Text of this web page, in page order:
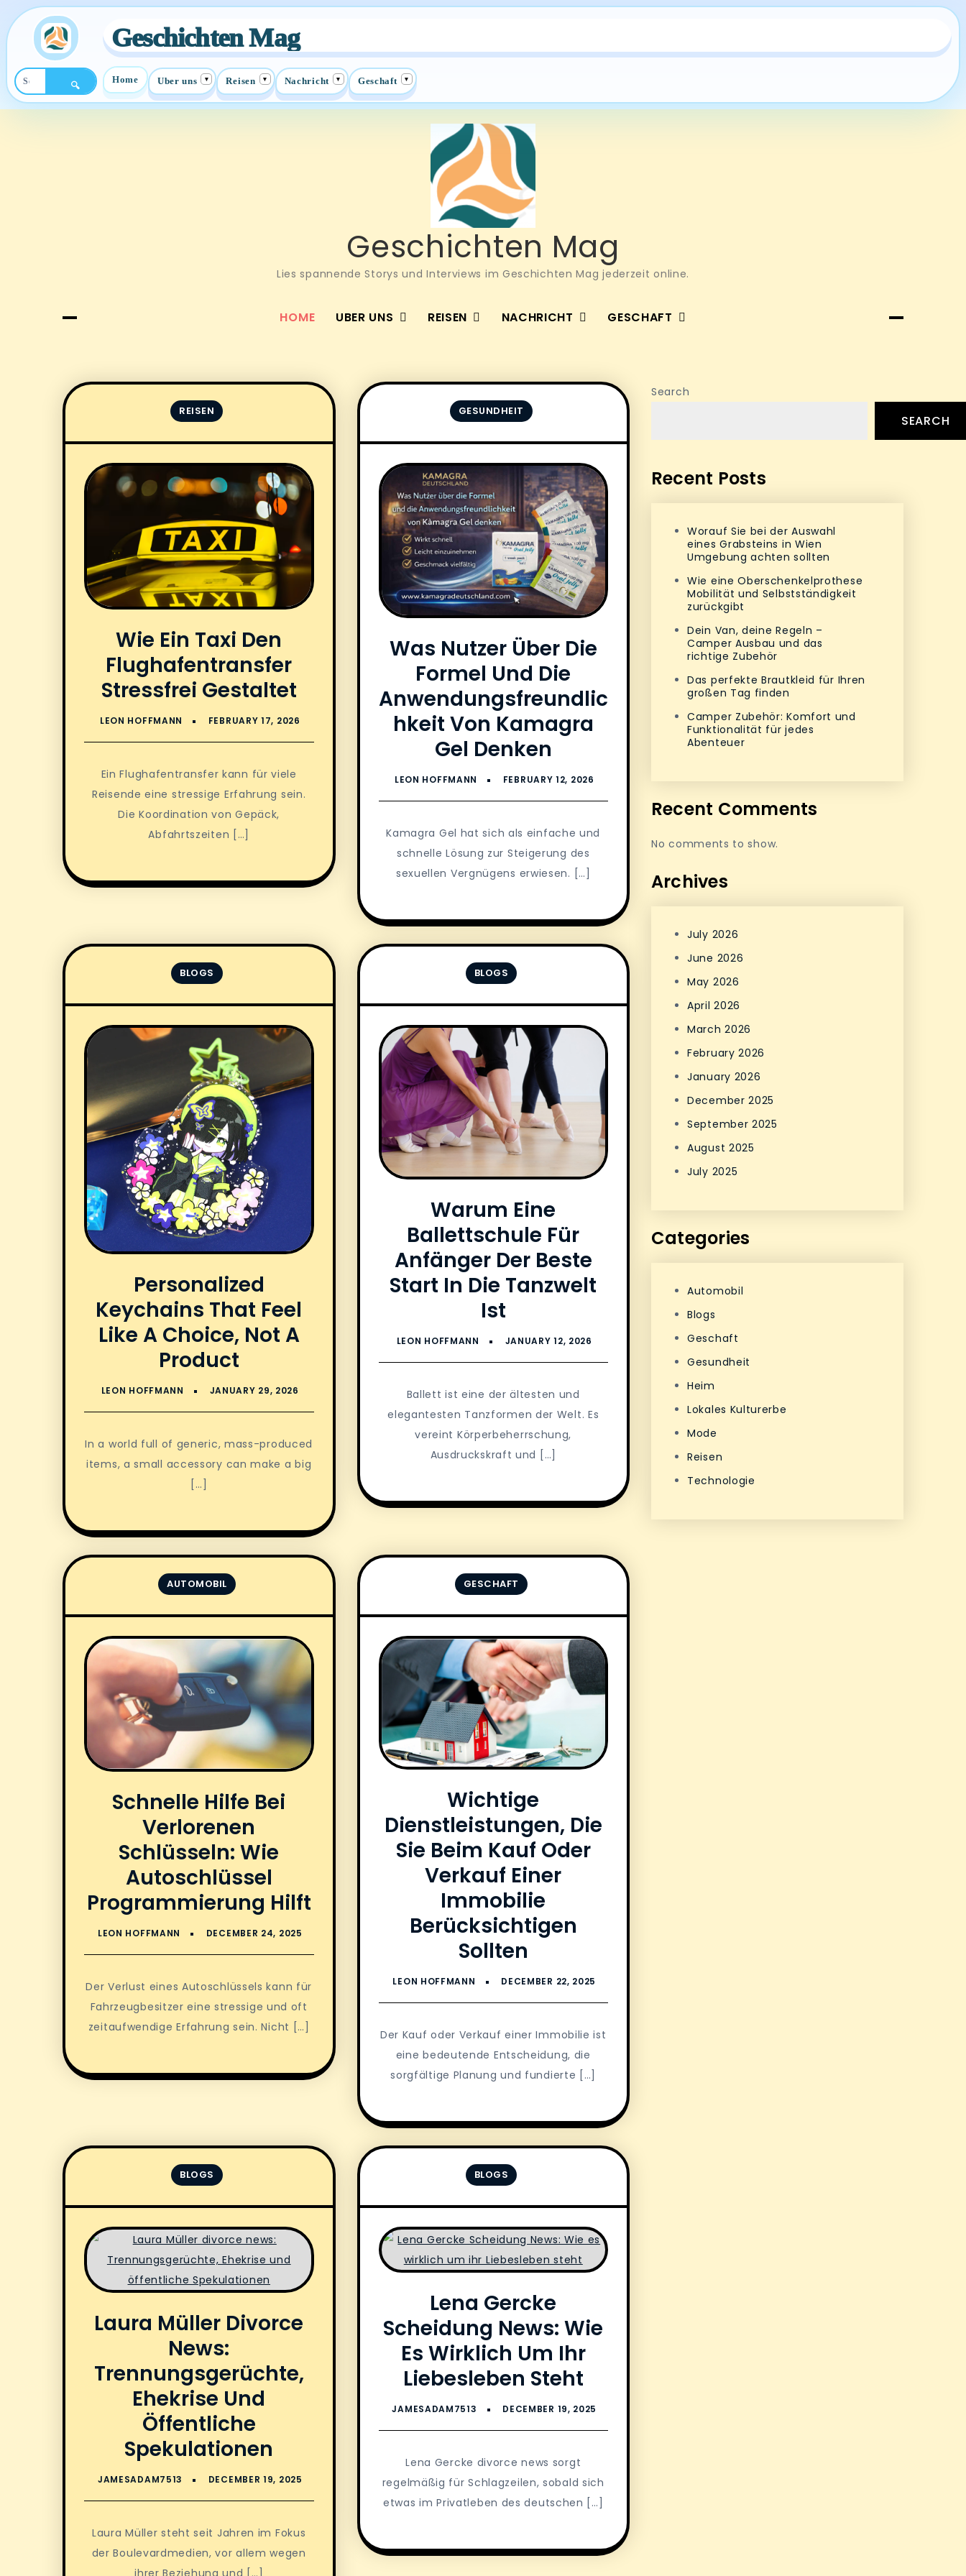
Geschichten Mag
🔍
Home Uber uns ▾ Reisen ▾ Nachricht ▾ Geschaft ▾
Geschichten Mag
Lies spannende Storys und Interviews im Geschichten Mag jederzeit online.
HOME UBER UNS REISEN NACHRICHT GESCHAFT
REISEN
Wie Ein Taxi Den
Flughafentransfer
Stressfrei Gestaltet
Ein Flughafentransfer kann für viele
Reisende eine stressige Erfahrung sein.
Die Koordination von Gepäck,
Abfahrtszeiten […]
GESUNDHEIT
Was Nutzer Über Die
Formel Und Die
Anwendungsfreundlic
Hkeit Von Kamagra
Gel Denken
Kamagra Gel hat sich als einfache und
schnelle Lösung zur Steigerung des
sexuellen Vergnügens erwiesen. […]
BLOGS
Personalized
Keychains That Feel
Like A Choice, Not A
Product
In a world full of generic, mass-produced
items, a small accessory can make a big
[…]
BLOGS
Warum Eine
Ballettschule Für
Anfänger Der Beste
Start In Die Tanzwelt
Ist
Ballett ist eine der ältesten und
elegantesten Tanzformen der Welt. Es
vereint Körperbeherrschung,
Ausdruckskraft und […]
AUTOMOBIL
Schnelle Hilfe Bei
Verlorenen
Schlüsseln: Wie
Autoschlüssel
Programmierung Hilft
Der Verlust eines Autoschlüssels kann für
Fahrzeugbesitzer eine stressige und oft
zeitaufwendige Erfahrung sein. Nicht […]
GESCHAFT
Wichtige
Dienstleistungen, Die
Sie Beim Kauf Oder
Verkauf Einer
Immobilie
Berücksichtigen
Sollten
Der Kauf oder Verkauf einer Immobilie ist
eine bedeutende Entscheidung, die
sorgfältige Planung und fundierte […]
BLOGS
Laura Müller Divorce
News:
Trennungsgerüchte,
Ehekrise Und
Öffentliche
Spekulationen
Laura Müller steht seit Jahren im Fokus
der Boulevardmedien, vor allem wegen
ihrer Beziehung und […]
BLOGS
Lena Gercke
Scheidung News: Wie
Es Wirklich Um Ihr
Liebesleben Steht
Lena Gercke divorce news sorgt
regelmäßig für Schlagzeilen, sobald sich
etwas im Privatleben des deutschen […]
Search
SEARCH
Recent Posts
Worauf Sie bei der Auswahl
eines Grabsteins in Wien
Umgebung achten sollten
Wie eine Oberschenkelprothese
Mobilität und Selbstständigkeit
zurückgibt
Dein Van, deine Regeln –
Camper Ausbau und das
richtige Zubehör
Das perfekte Brautkleid für Ihren
großen Tag finden
Camper Zubehör: Komfort und
Funktionalität für jedes
Abenteuer
Recent Comments
No comments to show.
Archives
July 2026
June 2026
May 2026
April 2026
March 2026
February 2026
January 2026
December 2025
September 2025
August 2025
July 2025
Categories
Automobil
Blogs
Geschaft
Gesundheit
Heim
Lokales Kulturerbe
Mode
Reisen
Technologie